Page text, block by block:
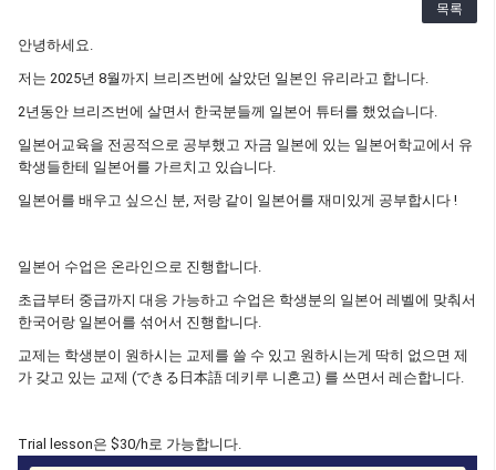
목록
안녕하세요.
저는 2025년 8월까지 브리즈번에 살았던 일본인 유리라고 합니다.
2년동안 브리즈번에 살면서 한국분들께 일본어 튜터를 했었습니다.
일본어교육을 전공적으로 공부했고 자금 일본에 있는 일본어학교에서 유
학생들한테 일본어를 가르치고 있습니다.
일본어를 배우고 싶으신 분, 저랑 같이 일본어를 재미있게 공부합시다 !
일본어 수업은 온라인으로 진행합니다.
초급부터 중급까지 대응 가능하고 수업은 학생분의 일본어 레벨에 맞춰서
한국어랑 일본어를 섞어서 진행합니다.
교제는 학생분이 원하시는 교제를 쓸 수 있고 원하시는게 딱히 없으면 제
가 갖고 있는 교제 (できる日本語 데키루 니혼고) 를 쓰면서 레슨합니다.
Trial lesson은 $30/h로 가능합니다.